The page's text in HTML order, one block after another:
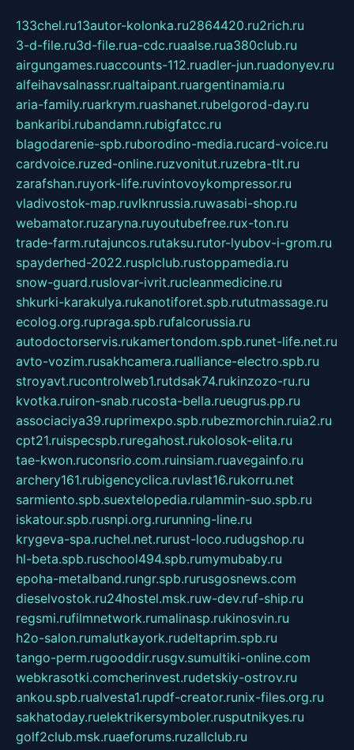
133chel.ru13autor-kolonka.ru2864420.ru2rich.ru
3-d-file.ru3d-file.rua-cdc.ruaalse.rua380club.ru
airgungames.ruaccounts-112.ruadler-jun.ruadonyev.ru
alfeihavsalnassr.rualtaipant.ruargentinamia.ru
aria-family.ruarkrym.ruashanet.rubelgorod-day.ru
bankaribi.rubandamn.rubigfatcc.ru
blagodarenie-spb.ruborodino-media.rucard-voice.ru
cardvoice.ruzed-online.ruzvonitut.ruzebra-tlt.ru
zarafshan.ruyork-life.ruvintovoykompressor.ru
vladivostok-map.ruvlknrussia.ruwasabi-shop.ru
webamator.ruzaryna.ruyoutubefree.rux-ton.ru
trade-farm.rutajuncos.rutaksu.rutor-lyubov-i-grom.ru
spayderhed-2022.rusplclub.rustoppamedia.ru
snow-guard.ruslovar-ivrit.rucleanmedicine.ru
shkurki-karakulya.rukanotiforet.spb.rututmassage.ru
ecolog.org.rupraga.spb.rufalcorussia.ru
autodoctorservis.rukamertondom.spb.runet-life.net.ru
avto-vozim.rusakhcamera.rualliance-electro.spb.ru
stroyavt.rucontrolweb1.rutdsak74.rukinzozo-ru.ru
kvotka.ruiron-snab.rucosta-bella.rueugrus.pp.ru
associaciya39.ruprimexpo.spb.rubezmorchin.ruia2.ru
cpt21.ruispecspb.ruregahost.rukolosok-elita.ru
tae-kwon.ruconsrio.com.ruinsiam.ruavegainfo.ru
archery161.rubigencyclica.ruvlast16.rukorru.net
sarmiento.spb.suextelopedia.rulammin-suo.spb.ru
iskatour.spb.rusnpi.org.rurunning-line.ru
krygeva-spa.ruchel.net.rurust-loco.rudugshop.ru
hl-beta.spb.ruschool494.spb.rumymubaby.ru
epoha-metalband.rungr.spb.rurusgosnews.com
dieselvostok.ru24hostel.msk.ruw-dev.ruf-ship.ru
regsmi.rufilmnetwork.rumalinasp.rukinosvin.ru
h2o-salon.rumalutkayork.rudeltaprim.spb.ru
tango-perm.rugooddir.rusgv.sumultiki-online.com
webkrasotki.comcherinvest.rudetskiy-ostrov.ru
ankou.spb.rualvesta1.rupdf-creator.runix-files.org.ru
sakhatoday.ruelektrikersymboler.rusputnikyes.ru
golf2club.msk.ruaeforums.ruzallclub.ru